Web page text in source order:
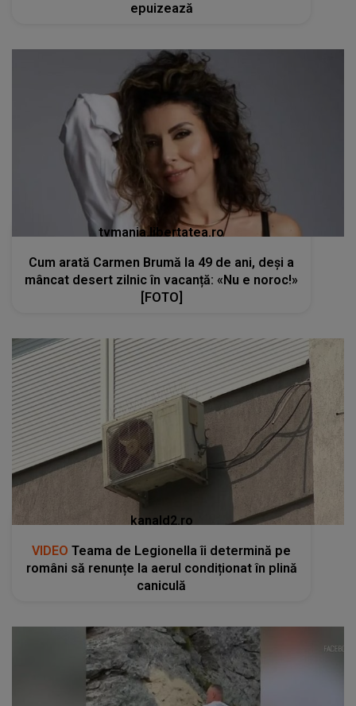
epuizează
tvmania.libertatea.ro
Cum arată Carmen Brumă la 49 de ani, deși a
mâncat desert zilnic în vacanță: «Nu e noroc!»
[FOTO]
kanald2.ro
VIDEO Teama de Legionella îi determină pe
români să renunțe la aerul condiționat în plină
caniculă